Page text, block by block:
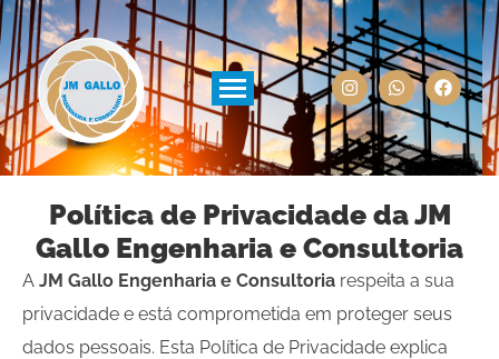
Política de Privacidade da JM
Gallo Engenharia e Consultoria
A JM Gallo Engenharia e Consultoria respeita a sua
privacidade e está comprometida em proteger seus
dados pessoais. Esta Política de Privacidade explica